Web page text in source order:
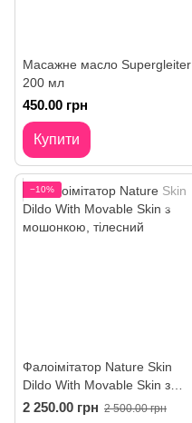
Масажне масло Supergleiter
200 мл
450.00 грн
Купити
−10%
Фалоімітатор Nature Skin
Dildo With Movable Skin з
мошонкою
2 250.00 грн 2 500.00 грн